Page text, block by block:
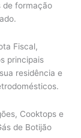
de formação
Fiscal,
principais
residência e
Cooktops e
de Botijão